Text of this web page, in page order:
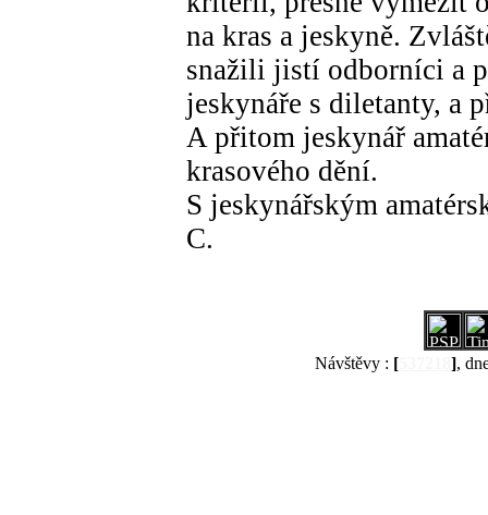
na kras a jeskyně.
snažili jistí odborníci a
jeskynáře s diletanty, a
A přitom jeskynář
krasového dění.
S jeskynářským
C.
Návštěvy : [537218 ],